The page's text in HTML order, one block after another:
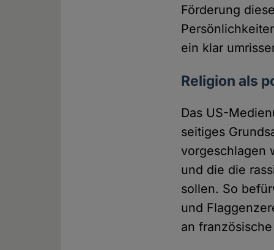
Förderung
ein klar
Religion als
Das US-
seitiges
vorgeschlagen
und die die
sollen. So
und
an